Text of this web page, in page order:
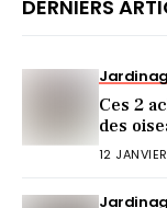
DERNIERS
Ces 2
des
pas)
12